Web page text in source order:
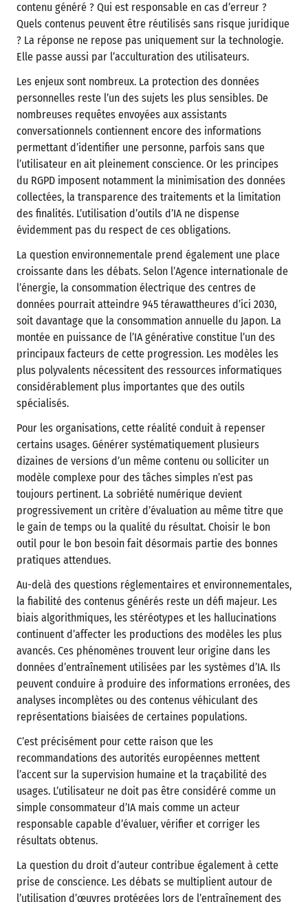
contenu généré ? Qui est responsable en cas d’erreur ?
Quels contenus peuvent être réutilisés sans risque juridique
? La réponse ne repose pas uniquement sur la technologie.
Elle passe aussi par l’acculturation des utilisateurs.
Les enjeux sont nombreux. La protection des données
personnelles reste l’un des sujets les plus sensibles. De
nombreuses requêtes envoyées aux assistants
conversationnels contiennent encore des informations
permettant d’identifier une personne, parfois sans que
l’utilisateur en ait pleinement conscience. Or les principes
du RGPD imposent notamment la minimisation des données
collectées, la transparence des traitements et la limitation
des finalités. L’utilisation d’outils d’IA ne dispense
évidemment pas du respect de ces obligations.
La question environnementale prend également une place
croissante dans les débats. Selon l’Agence internationale de
l’énergie, la consommation électrique des centres de
données pourrait atteindre 945 térawattheures d’ici 2030,
soit davantage que la consommation annuelle du Japon. La
montée en puissance de l’IA générative constitue l’un des
principaux facteurs de cette progression. Les modèles les
plus polyvalents nécessitent des ressources informatiques
considérablement plus importantes que des outils
spécialisés.
Pour les organisations, cette réalité conduit à repenser
certains usages. Générer systématiquement plusieurs
dizaines de versions d’un même contenu ou solliciter un
modèle complexe pour des tâches simples n’est pas
toujours pertinent. La sobriété numérique devient
progressivement un critère d’évaluation au même titre que
le gain de temps ou la qualité du résultat. Choisir le bon
outil pour le bon besoin fait désormais partie des bonnes
pratiques attendues.
Au-delà des questions réglementaires et environnementales,
la fiabilité des contenus générés reste un défi majeur. Les
biais algorithmiques, les stéréotypes et les hallucinations
continuent d’affecter les productions des modèles les plus
avancés. Ces phénomènes trouvent leur origine dans les
données d’entraînement utilisées par les systèmes d’IA. Ils
peuvent conduire à produire des informations erronées, des
analyses incomplètes ou des contenus véhiculant des
représentations biaisées de certaines populations.
C’est précisément pour cette raison que les
recommandations des autorités européennes mettent
l’accent sur la supervision humaine et la traçabilité des
usages. L’utilisateur ne doit pas être considéré comme un
simple consommateur d’IA mais comme un acteur
responsable capable d’évaluer, vérifier et corriger les
résultats obtenus.
La question du droit d’auteur contribue également à cette
prise de conscience. Les débats se multiplient autour de
l’utilisation d’œuvres protégées lors de l’entraînement des